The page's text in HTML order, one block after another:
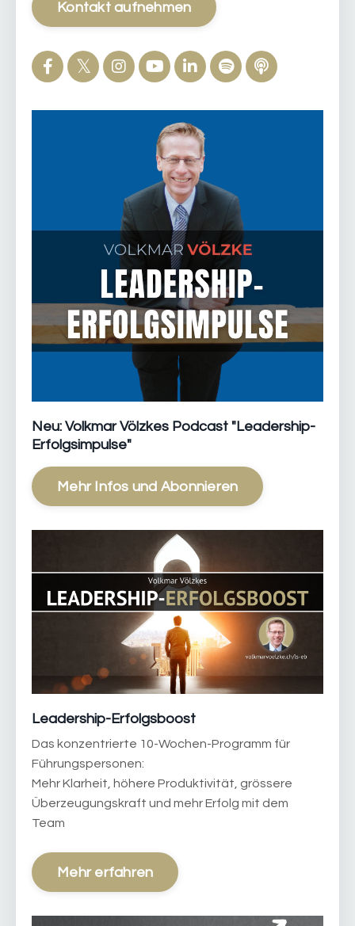
Kontakt aufnehmen
Neu: Volkmar Völzkes Podcast "Leadership-
Erfolgsimpulse"
Mehr Infos und Abonnieren
Leadership-Erfolgsboost
Das konzentrierte 10-Wochen-Programm für
Führungspersonen:
Mehr Klarheit, höhere Produktivität, grössere
Überzeugungskraft und mehr Erfolg mit dem
Team
Mehr erfahren